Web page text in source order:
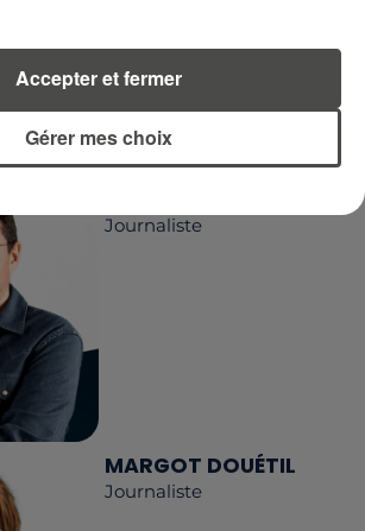
Voir toute l'équipe RCA
Journaliste
MARGOT DOUÉTIL
Journaliste
Gérer mes choix
Accepter et fermer